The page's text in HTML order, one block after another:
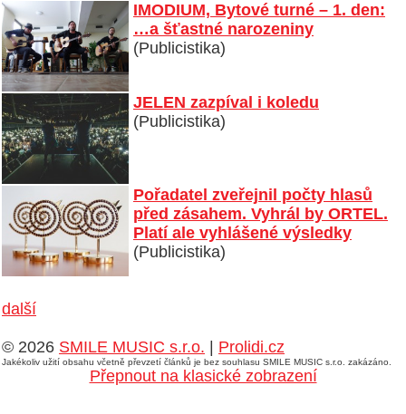
IMODIUM, Bytové turné – 1. den:
…a šťastné narozeniny
(Publicistika)
JELEN zazpíval i koledu
(Publicistika)
Pořadatel zveřejnil počty hlasů
před zásahem. Vyhrál by ORTEL.
Platí ale vyhlášené výsledky
(Publicistika)
další
© 2026 SMILE MUSIC s.r.o. Prolidi.cz
Jakékoliv užití obsahu včetně převzetí článků je bez souhlasu SMILE MUSIC s.r.o. zakázáno.
Přepnout na klasické zobrazení